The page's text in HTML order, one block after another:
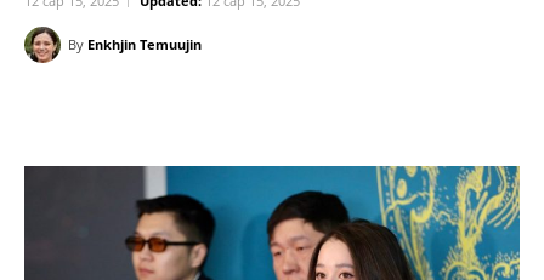
By Enkhjin Temuujin